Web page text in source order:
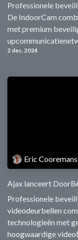
Professionele
De IndoorCam
met premium
2 dec. 2024
Eric Cooremans
Ajax lanceert
Professionele
videodeurbellen
technologieën met
hoogwaardige